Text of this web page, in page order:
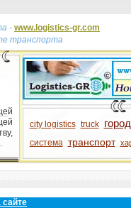
- www.logistics-gr.com
транспорта
city logistics truck город
система транспорт
сайте